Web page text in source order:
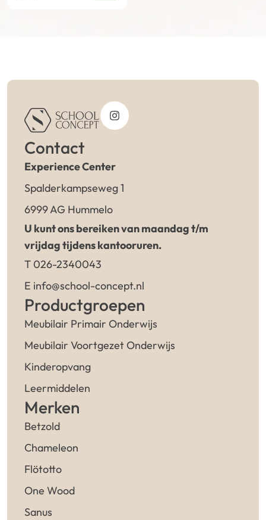
Contact
Experience Center
Spalderkampseweg 1
6999 AG Hummelo
U kunt ons bereiken van maandag t/m
vrijdag tijdens kantooruren.
T 026-2340043
E info@school-concept.nl
Productgroepen
Meubilair Primair Onderwijs
Meubilair Voortgezet Onderwijs
Kinderopvang
Leermiddelen
Merken
Betzold
Chameleon
Flötotto
One Wood
Sanus